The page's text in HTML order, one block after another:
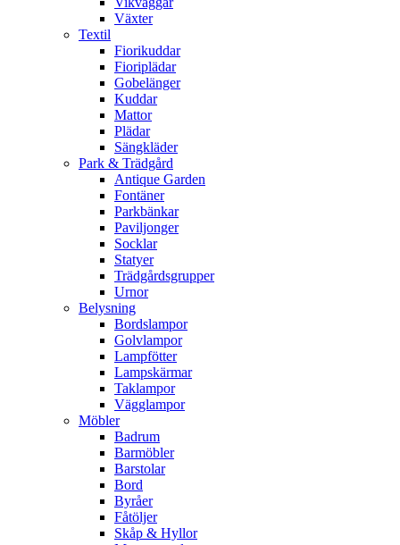
Växter
Textil
Fiorikuddar
Fioriplädar
Gobelänger
Kuddar
Mattor
Plädar
Sängkläder
Park & Trädgård
Antique Garden
Fontäner
Parkbänkar
Paviljonger
Socklar
Statyer
Trädgårdsgrupper
Urnor
Belysning
Bordslampor
Golvlampor
Lampfötter
Lampskärmar
Taklampor
Vägglampor
Möbler
Badrum
Barmöbler
Barstolar
Bord
Byråer
Fåtöljer
Skåp & Hyllor